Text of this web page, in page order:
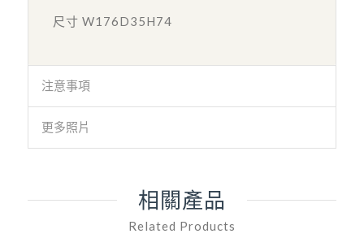
尺寸 W176D35H74
注意事項
更多照片
相關產品
Related Products